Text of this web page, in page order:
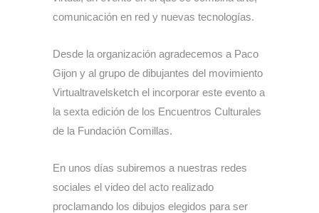
comunicación en red y nuevas tecnologías.
Desde la organización agradecemos a Paco
Gijon y al grupo de dibujantes del movimiento
Virtualtravelsketch el incorporar este evento a
la sexta edición de los Encuentros Culturales
de la Fundación Comillas.
En unos días subiremos a nuestras redes
sociales el video del acto realizado
proclamando los dibujos elegidos para ser